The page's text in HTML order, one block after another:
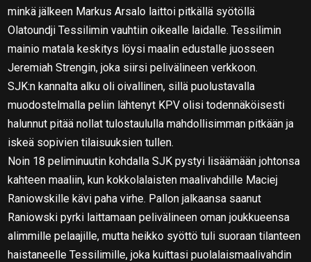
minkä jälkeen Markus Arsalo laittoi pitkällä syötöllä
Olatoundji Tessilimin vauhtiin oikealle laidalle. Tessilimin
mainio matala keskitys löysi maalin edustalle juosseen
Jeremiah Strengin, joka siirsi pelivälineen verkkoon.
SJK:n kannalta alku oli oivallinen, sillä puolustavalla
muodostelmalla peliin lähtenyt KPV olisi todennäköisesti
halunnut pitää nollat tulostaululla mahdollisimman pitkään ja
iskeä sopivien tilaisuuksien tullen.
Noin 18 peliminuutin kohdalla SJK pystyi lisäämään johtonsa
kahteen maaliin, kun kokkolalaisten maalivahdille Maciej
Raniowskille kävi paha virhe. Pallon jalkaansa saanut
Raniowski pyrki laittamaan pelivälineen oman joukkueensa
alimmille pelaajille, mutta heikko syöttö tuli suoraan tilanteen
haistaneelle Tessilimille, joka kuittasi puolalaismaalivahdin